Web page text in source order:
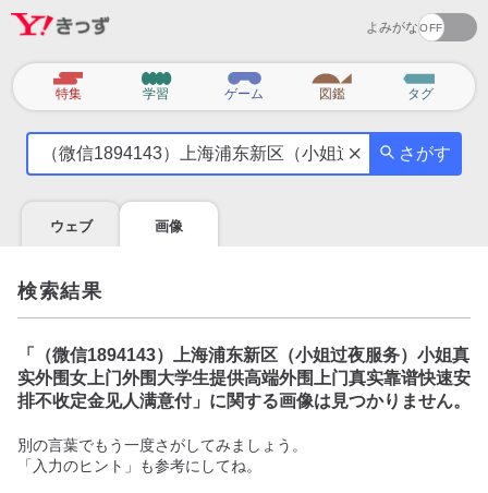
よみがな
カ
テ
特集 学習 ゲーム 図鑑 タグ
気
を
調
べ
よ
う
さがす
ウェブ 画像
検索結果
「
（微信1894143）上海浦东新区（小姐过夜服务）小姐真
实外围女上门外围大学生提供高端外围上门真实靠谱快速安
排不收定金见人满意付」に関する画像は見つかりません。
別の言葉でもう一度さがしてみましょう。
「入力のヒント」も参考にしてね。